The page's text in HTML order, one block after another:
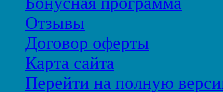
Отзывы
Договор оферты
Карта сайта
Перейти на полную